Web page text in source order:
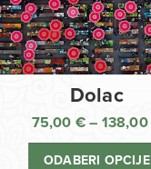
Dolac
75,00 € – 138,00
ODABERI OPCIJE